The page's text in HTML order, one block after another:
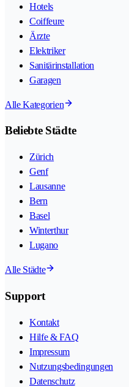
Hotels
Coiffeure
Ärzte
Elektriker
Sanitärinstallation
Garagen
Alle Kategorien
Beliebte Städte
Zürich
Genf
Lausanne
Bern
Basel
Winterthur
Lugano
Alle Städte
Support
Kontakt
Hilfe & FAQ
Impressum
Nutzungsbedingungen
Datenschutz